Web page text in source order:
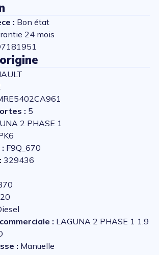
: Bon état
24 mois
: 5
2 PHASE 1
F9Q_670
329436
: LAGUNA 2 PHASE 1 1.9
: Manuelle